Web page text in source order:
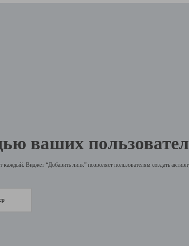
ваших
Виджет “Добавить линк” позволяет пользователям создать